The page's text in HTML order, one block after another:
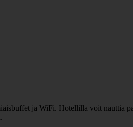
ja WiFi. Hotellilla voit nauttia